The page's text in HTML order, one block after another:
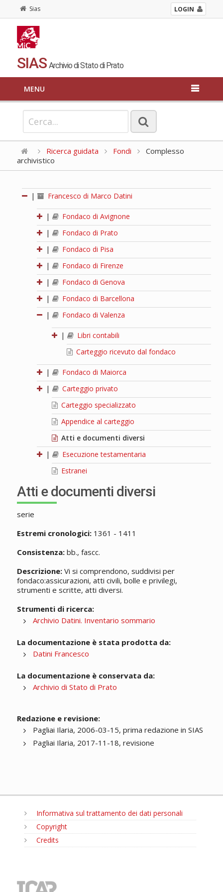
Sias LOGIN
SIAS Archivio di Stato di Prato
MENU
Ricerca guidata Fondi
Complesso
archivistico
| Francesco di Marco Datini
|
Fondaco di Avignone
|
Fondaco di Prato
|
Fondaco di Pisa
|
Fondaco di Firenze
|
Fondaco di Genova
|
Fondaco di Barcellona
|
Fondaco di Valenza
|
Libri contabili
Carteggio ricevuto dal fondaco
|
Fondaco di Maiorca
|
Carteggio privato
Carteggio specializzato
Appendice al carteggio
Atti e documenti diversi
|
Esecuzione testamentaria
Estranei
Atti e documenti diversi
serie
Estremi cronologici:1361 - 1411
Consistenza:bb., fascc.
Descrizione:Vi si comprendono, suddivisi per
fondaco:assicurazioni, atti civili, bolle e privilegi,
strumenti e scritte, atti diversi.
Strumenti di ricerca:
Archivio Datini. Inventario sommario
La documentazione è stata prodotta da:
Datini Francesco
La documentazione è conservata da:
Archivio di Stato di Prato
Redazione e revisione:
Pagliai Ilaria, 2006-03-15, prima redazione in SIAS
Pagliai Ilaria, 2017-11-18, revisione
Informativa sul trattamento dei dati personali
Copyright
Credits